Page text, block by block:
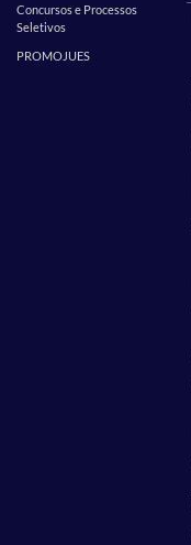
Concursos e Processos
Seletivos
PROMOJUES